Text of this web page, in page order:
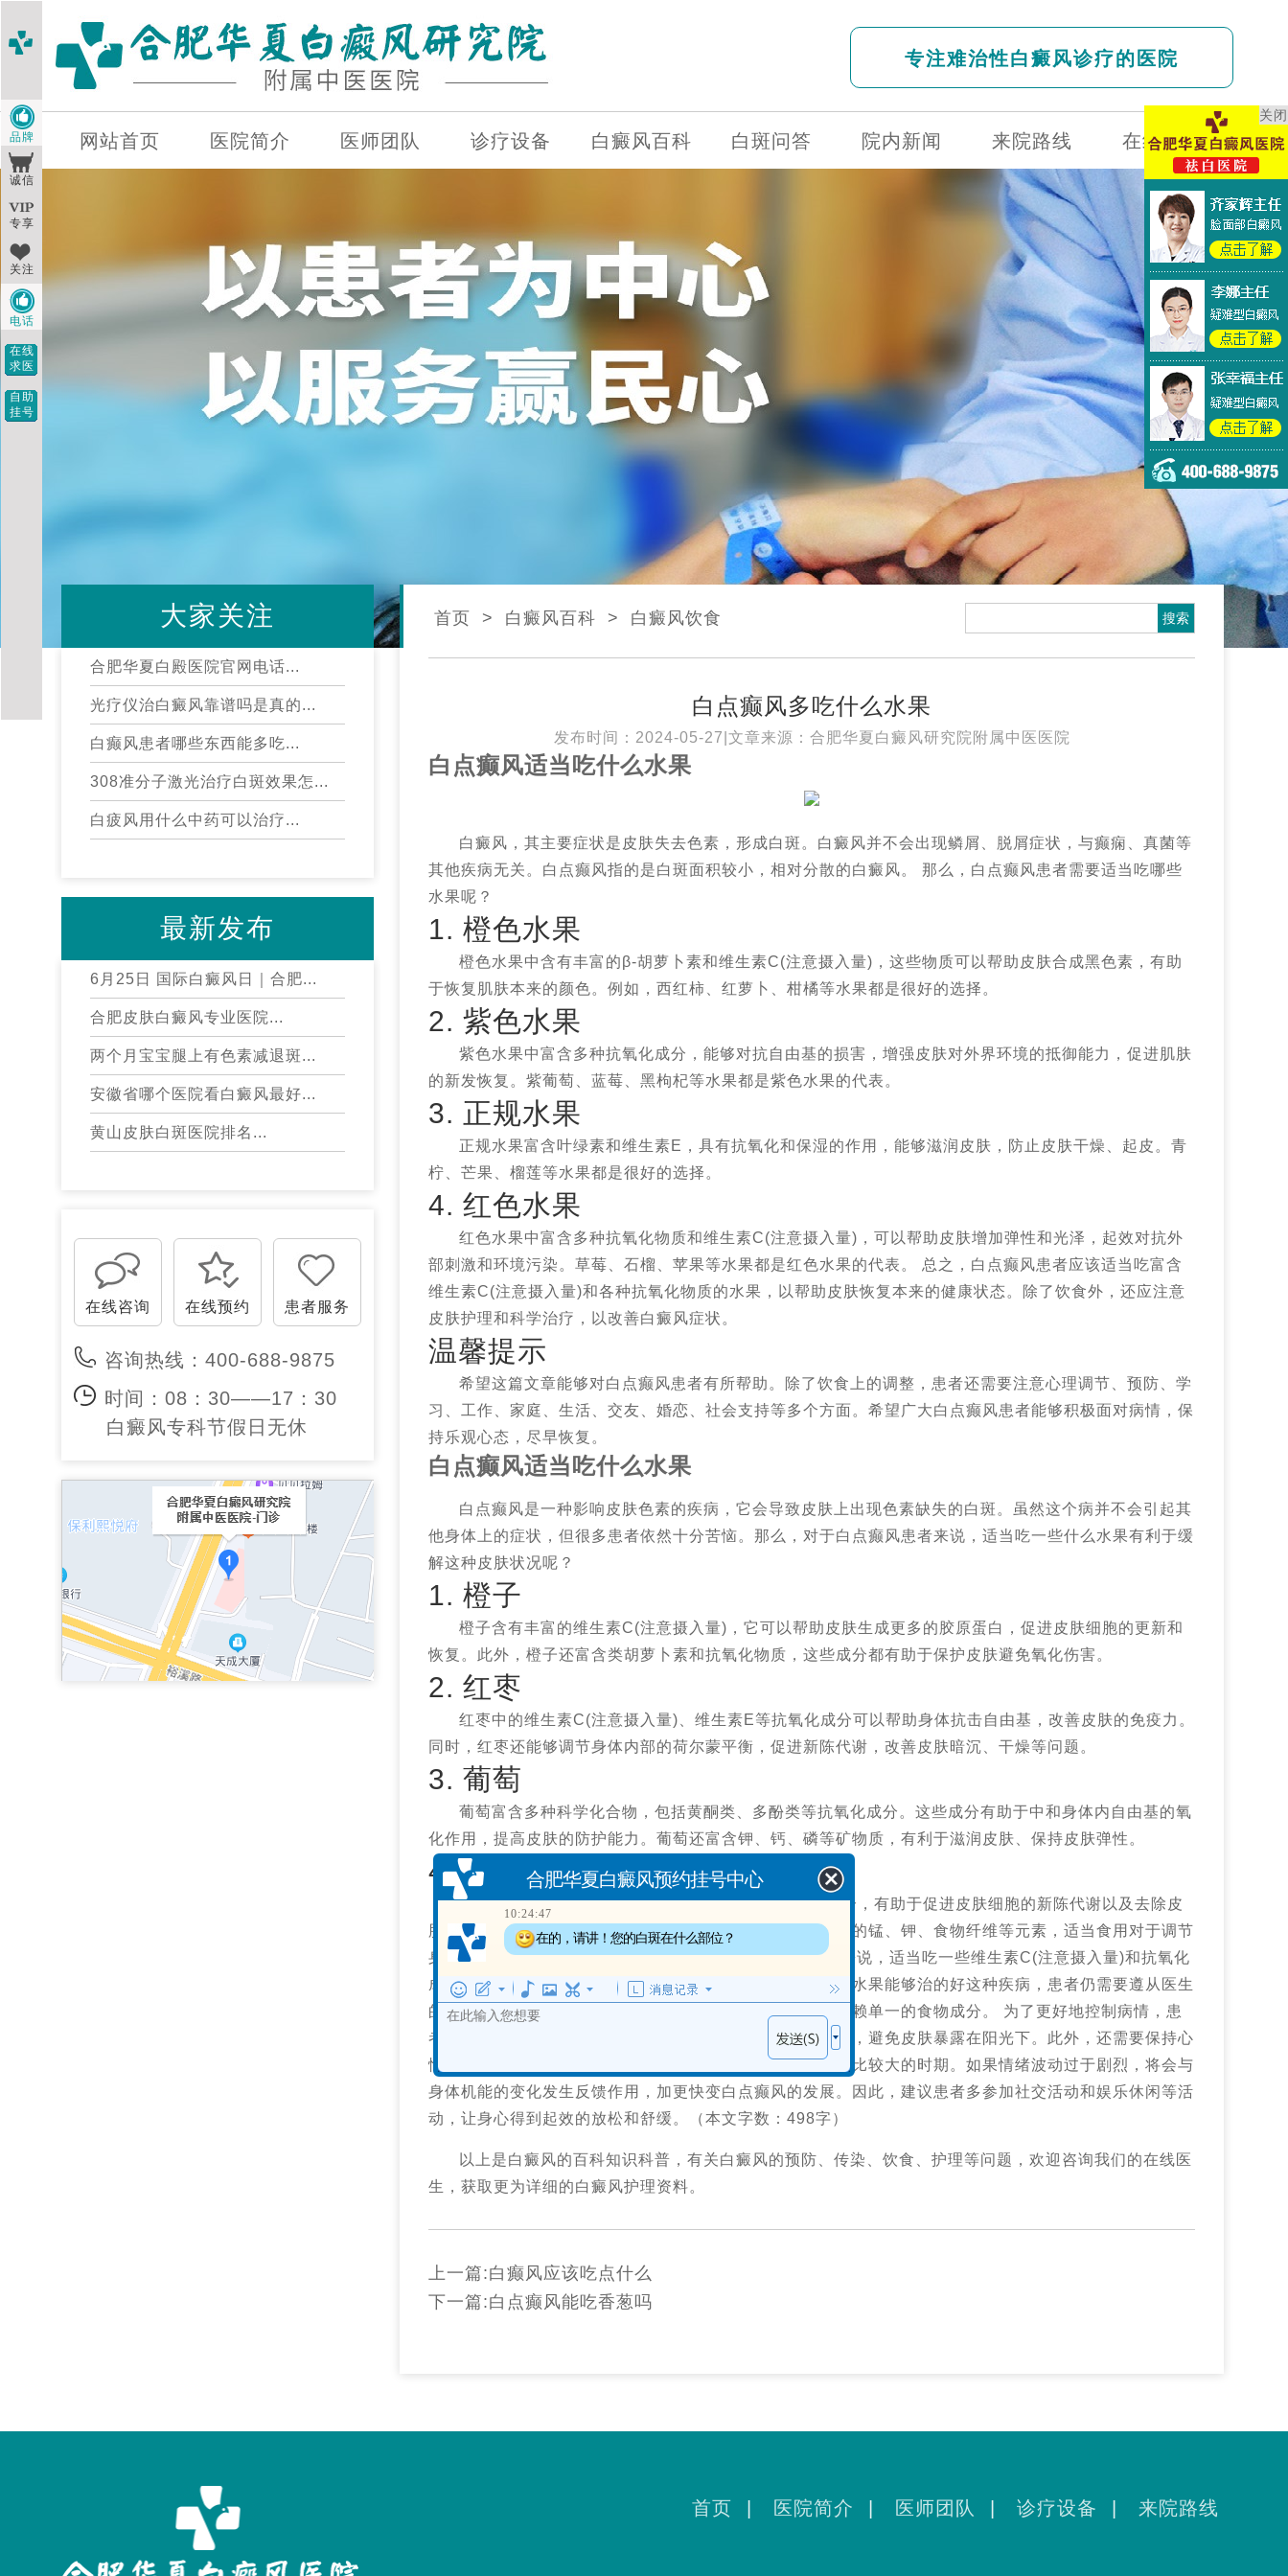
专注难治性白癜风诊疗的医院
网站首页 医院简介 医师团队 诊疗设备 白癜风百科 白斑问答 院内新闻 来院路线 在线问诊
大家关注
合肥华夏白殿医院官网电话...
光疗仪治白癜风靠谱吗是真的...
白癫风患者哪些东西能多吃...
308准分子激光治疗白斑效果怎...
白疲风用什么中药可以治疗...
最新发布
6月25日 国际白癜风日｜合肥...
合肥皮肤白癜风专业医院...
两个月宝宝腿上有色素减退斑...
安徽省哪个医院看白癜风最好...
黄山皮肤白斑医院排名...
在线咨询 在线预约 患者服务
咨询热线：400-688-9875
时间：08：30——17：30
白癜风专科节假日无休
首页 > 白癜风百科 > 白癜风饮食
白点癫风多吃什么水果
发布时间：2024-05-27|文章来源： 合肥华夏白癜风研究院附属中医医院
白点癫风适当吃什么水果
白癜风，其主要症状是皮肤失去色素，形成白斑。白癜风并不会出现鳞屑、脱屑症状，与癫痫、真菌等
其他疾病无关。白点癫风指的是白斑面积较小，相对分散的白癜风。 那么，白点癫风患者需要适当吃哪些
水果呢？
1. 橙色水果
橙色水果中含有丰富的β-胡萝卜素和维生素C(注意摄入量)，这些物质可以帮助皮肤合成黑色素，有助
于恢复肌肤本来的颜色。例如，西红柿、红萝卜、柑橘等水果都是很好的选择。
2. 紫色水果
紫色水果中富含多种抗氧化成分，能够对抗自由基的损害，增强皮肤对外界环境的抵御能力，促进肌肤
的新发恢复。紫葡萄、蓝莓、黑枸杞等水果都是紫色水果的代表。
3. 正规水果
正规水果富含叶绿素和维生素E，具有抗氧化和保湿的作用，能够滋润皮肤，防止皮肤干燥、起皮。青
柠、芒果、榴莲等水果都是很好的选择。
4. 红色水果
红色水果中富含多种抗氧化物质和维生素C(注意摄入量)，可以帮助皮肤增加弹性和光泽，起效对抗外
部刺激和环境污染。草莓、石榴、苹果等水果都是红色水果的代表。 总之，白点癫风患者应该适当吃富含
维生素C(注意摄入量)和各种抗氧化物质的水果，以帮助皮肤恢复本来的健康状态。除了饮食外，还应注意
皮肤护理和科学治疗，以改善白癜风症状。
温馨提示
希望这篇文章能够对白点癫风患者有所帮助。除了饮食上的调整，患者还需要注意心理调节、预防、学
习、工作、家庭、生活、交友、婚恋、社会支持等多个方面。希望广大白点癫风患者能够积极面对病情，保
持乐观心态，尽早恢复。
白点癫风适当吃什么水果
白点癫风是一种影响皮肤色素的疾病，它会导致皮肤上出现色素缺失的白斑。虽然这个病并不会引起其
他身体上的症状，但很多患者依然十分苦恼。那么，对于白点癫风患者来说，适当吃一些什么水果有利于缓
解这种皮肤状况呢？
1. 橙子
橙子含有丰富的维生素C(注意摄入量)，它可以帮助皮肤生成更多的胶原蛋白，促进皮肤细胞的更新和
恢复。此外，橙子还富含类胡萝卜素和抗氧化物质，这些成分都有助于保护皮肤避免氧化伤害。
2. 红枣
红枣中的维生素C(注意摄入量)、维生素E等抗氧化成分可以帮助身体抗击自由基，改善皮肤的免疫力。
同时，红枣还能够调节身体内部的荷尔蒙平衡，促进新陈代谢，改善皮肤暗沉、干燥等问题。
3. 葡萄
葡萄富含多种科学化合物，包括黄酮类、多酚类等抗氧化成分。这些成分有助于中和身体内自由基的氧
化作用，提高皮肤的防护能力。葡萄还富含钾、钙、磷等矿物质，有利于滋润皮肤、保持皮肤弹性。
4. 菠萝
菠萝中富含丰富的溶解酶和维生素C(注意摄入量)等成分，有助于促进皮肤细胞的新陈代谢以及去除皮
肤角质，保持皮肤的洁净和光亮。此外，菠萝中还含有丰富的锰、钾、食物纤维等元素，适当食用对于调节
身体代谢、降低血脂也有帮助。 总之，对于白点癫风患者来说，适当吃一些维生素C(注意摄入量)和抗氧化
成分丰富的水果是有助于缓解病情的。不过，这并不意味着水果能够治的好这种疾病，患者仍需要遵从医生
的治疗方案。同时，患者还需要注意均衡饮食，避免过度依赖单一的食物成分。 为了更好地控制病情，患
者还需要注意预防和护理工作。在日常生活中，要注意防晒，避免皮肤暴露在阳光下。此外，还需要保持心
情愉悦、避免过度疲劳，尤其是在青春期和孕期等生理变化比较大的时期。如果情绪波动过于剧烈，将会与
身体机能的变化发生反馈作用，加更快变白点癫风的发展。因此，建议患者多参加社交活动和娱乐休闲等活
动，让身心得到起效的放松和舒缓。（本文字数：498字）
以上是白癜风的百科知识科普，有关白癜风的预防、传染、饮食、护理等问题，欢迎咨询我们的在线医
生，获取更为详细的白癜风护理资料。
上一篇:白癫风应该吃点什么
下一篇:白点癫风能吃香葱吗
首页 医院简介 医师团队 诊疗设备 来院路线
品牌
诚信
专享
关注
电话
在线
求医
自助
挂号
关闭
合肥华夏白癜风预约挂号中心
10:24:47
在的，请讲！您的白斑在什么部位？